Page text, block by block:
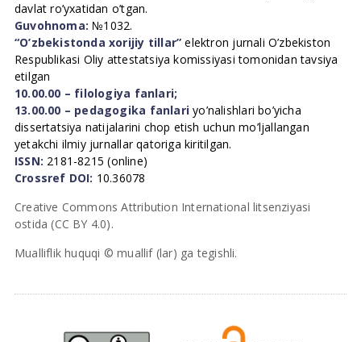
davlat ro’yxatidan o’tgan.
Guvohnoma: №1032.
“O’zbekistonda xorijiy tillar” elektron jurnali O’zbekiston
Respublikasi Oliy attestatsiya komissiyasi tomonidan tavsiya
etilgan
10.00.00 – filologiya fanlari;
13.00.00 – pedagogika fanlari yo’nalishlari bo’yicha
dissertatsiya natijalarini chop etish uchun mo’ljallangan
yetakchi ilmiy jurnallar qatoriga kiritilgan.
ISSN: 2181-8215 (online)
Crossref DOI: 10.36078
Creative Commons Attribution International litsenziyasi
ostida (CC BY 4.0).
Mualliflik huquqi © muallif (lar) ga tegishli.